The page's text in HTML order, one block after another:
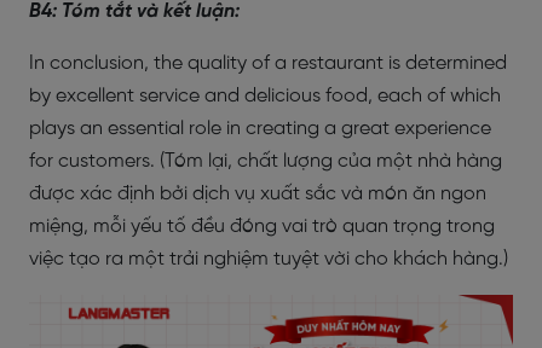
B4: Tóm tắt và kết luận:
In conclusion, the quality of a restaurant is determined
by excellent service and delicious food, each of which
plays an essential role in creating a great experience
for customers. (Tóm lại, chất lượng của một nhà hàng
được xác định bởi dịch vụ xuất sắc và món ăn ngon
miệng, mỗi yếu tố đều đóng vai trò quan trọng trong
việc tạo ra một trải nghiệm tuyệt vời cho khách hàng.)